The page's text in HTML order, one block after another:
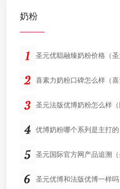
奶粉
圣元优聪融臻奶粉价格（
喜素力奶粉口碑怎么样（
圣元法版优博奶粉怎么样（
优博奶粉哪个系列是主打
圣元国际官方网产品追溯
圣元优博和法版优博一样